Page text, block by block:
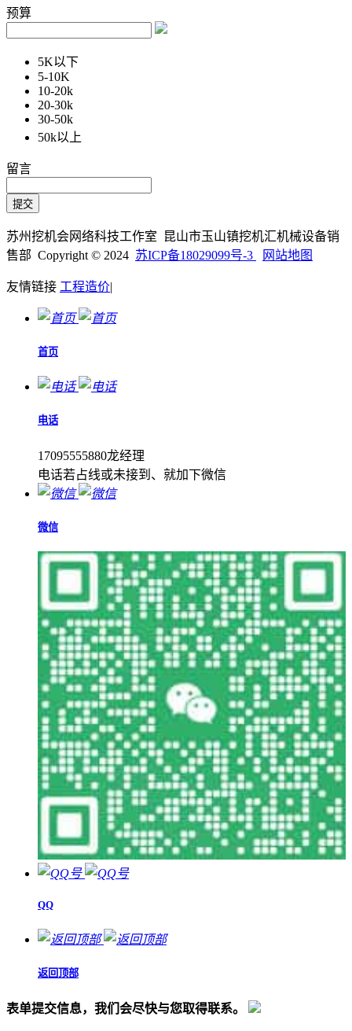
预算
5K以下
5-10K
10-20k
20-30k
30-50k
50k以上
留言
苏州挖机会网络科技工作室 昆山市玉山镇挖机汇机械设备销
售部 Copyright © 2024 苏ICP备18029099号-3 网站地图
友情链接 工程造价|
首页
电话
17095555880龙经理
电话若占线或未接到、就加下微信
微信
QQ
返回顶部
表单提交信息，我们会尽快与您取得联系。